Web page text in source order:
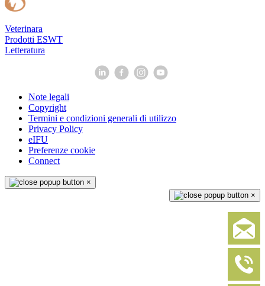
Veterinara
Prodotti ESWT
Letteratura
Note legali
Copyright
Termini e condizioni generali di utilizzo
Privacy Policy
eIFU
Preferenze cookie
Connect
×
×